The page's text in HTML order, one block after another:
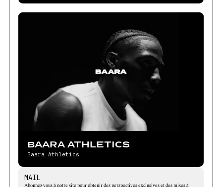
BAARA ATHLETICS
Baara Athletics
MAIL
Abonnez-vous à notre site pour obtenir des perspectives exclusives et des mises à